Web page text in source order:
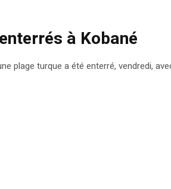
à Kobané
plage turque a été enterré, vendredi,